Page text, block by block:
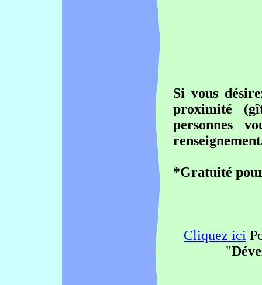
Si vous
proximité
personnes
*Gratuité
Cliquez ici
"